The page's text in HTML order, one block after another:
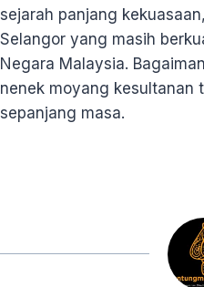
sejarah panjang
Selangor yang masih
Negara Malaysia.
nenek moyang
sepanjang masa.